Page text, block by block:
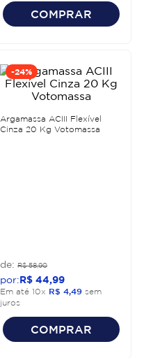
COMPRAR
-24%
Argamassa ACIII Flexível
Cinza 20 Kg Votomassa
R$ 58,90
R$ 44 99
Em até 10x R$ 4 49 sem
juros
COMPRAR